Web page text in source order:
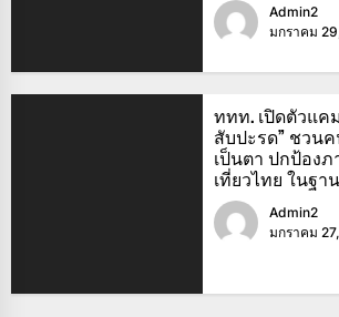
Admin2
มกราคม
ททท. เปิดตัวแค
สับปะรด” ชวน
เป็นตา ปกป้อง
เที่ยวไทย ในฐา
Admin2
มกราคม